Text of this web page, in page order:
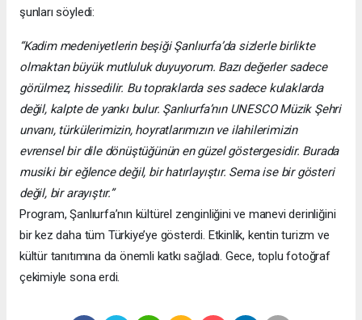
şunları söyledi:
“Kadim medeniyetlerin beşiği Şanlıurfa’da sizlerle birlikte
olmaktan büyük mutluluk duyuyorum. Bazı değerler sadece
görülmez, hissedilir. Bu topraklarda ses sadece kulaklarda
değil, kalpte de yankı bulur. Şanlıurfa’nın UNESCO Müzik Şehri
unvanı, türkülerimizin, hoyratlarımızın ve ilahilerimizin
evrensel bir dile dönüştüğünün en güzel göstergesidir. Burada
musiki bir eğlence değil, bir hatırlayıştır. Sema ise bir gösteri
değil, bir arayıştır.”
Program, Şanlıurfa’nın kültürel zenginliğini ve manevi derinliğini
bir kez daha tüm Türkiye’ye gösterdi. Etkinlik, kentin turizm ve
kültür tanıtımına da önemli katkı sağladı. Gece, toplu fotoğraf
çekimiyle sona erdi.